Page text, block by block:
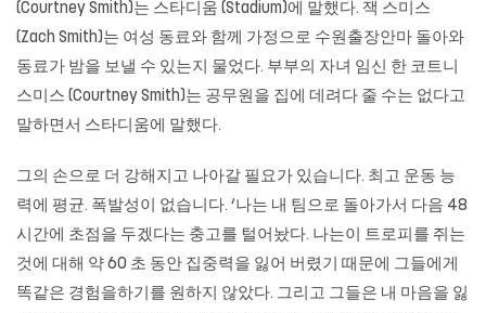
(Courtney Smith)는 스타디움 (Stadium)에 말했다. 잭 스미스
(Zach Smith)는 여성 동료와 함께 가정으로 수원출장안마 돌아와
동료가 밤을 보낼 수 있는지 물었다. 부부의 자녀 임신 한 코트니
스미스 (Courtney Smith)는 공무원을 집에 데려다 줄 수는 없다고
말하면서 스타디움에 말했다.
그의 손으로 더 강해지고 나아갈 필요가 있습니다. 최고 운동 능
력에 평균. 폭발성이 없습니다. ‘나는 내 팀으로 돌아가서 다음 48
시간에 초점을 두겠다는 충고를 털어놨다. 나는이 트로피를 쥐는
것에 대해 약 60 초 동안 집중력을 잃어 버렸기 때문에 그들에게
똑같은 경험을하기를 원하지 않았다. 그리고 그들은 내 마음을 잃